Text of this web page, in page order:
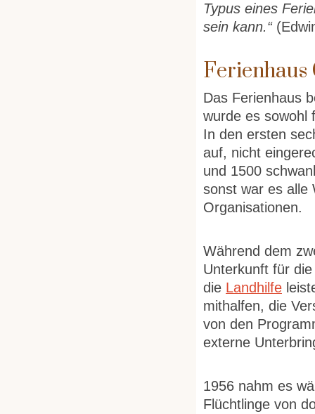
Typus eines
sein kann.“
Ferienhaus
Das Ferienhaus
wurde es sowohl
In den ersten
auf, nicht
und 1500
sonst war es alle
Organisationen.
Während dem
Unterkunft für
die Landhilfe
mithalfen, die
von den
externe
1956 nahm es
Flüchtlinge von